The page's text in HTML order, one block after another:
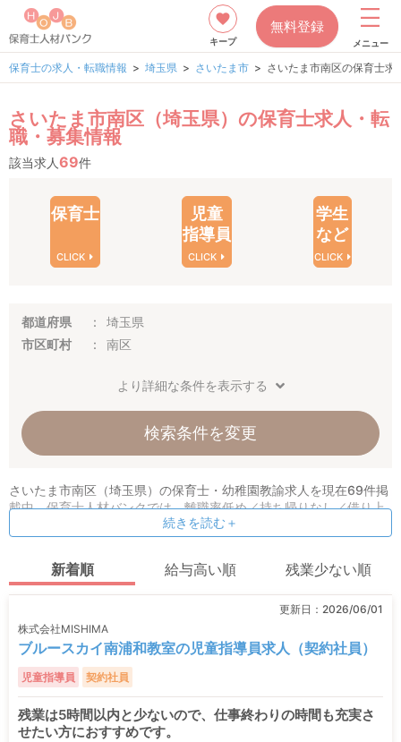
キープ
無料登録
メニュー
保育士の求人・転職情報 埼玉県 さいたま市 さいたま市南区の保育士求
さいたま市南区（埼玉県）の保育士求人・転
職・募集情報
該当求人69件
保育士
CLICK
児童
指導員
CLICK
学生
など
CLICK
都道府県
埼玉県
市区町村
南区
より詳細な条件を表示する
検索条件を変更
続きを読む＋
さいたま市南区（埼玉県）の保育士・幼稚園教諭求人を現在69件掲
載中。保育士人材バンクでは、離職率低め／持ち帰りなし／借り上
げ社宅／小規模園などの条件指定検索も可能！ 保育理念や求める人
物像など、オリジナル情報も公開しています。
新着順 給与高い順 残業少ない順
更新日： 2026/06/01
株式会社MISHIMA
ブルースカイ南浦和教室の児童指導員求人（契約社員）
児童指導員 契約社員
残業は5時間以内と少ないので、仕事終わりの時間も充実さ
せたい方におすすめです。